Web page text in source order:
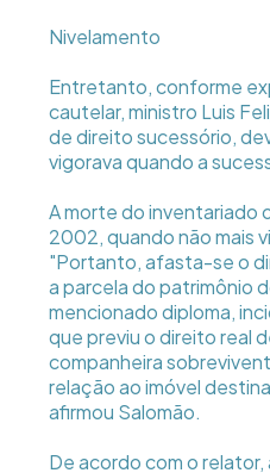
Nivelamento
Entretanto, conforme
cautelar, ministro Luis
de direito sucessório,
vigorava quando a
A morte do inventariado
2002, quando não mais
"Portanto, afasta-se o
a parcela do patrimônio
mencionado diploma,
que previu o direito real
companheira
relação ao imóvel
afirmou Salomão.
De acordo com o